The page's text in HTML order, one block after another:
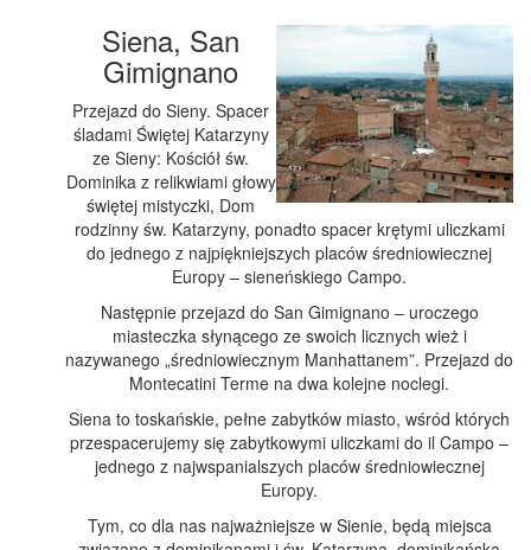
Siena, San
Gimignano
Przejazd do Sieny. Spacer
śladami Świętej Katarzyny
ze Sieny: Kościół św.
Dominika z relikwiami głowy
świętej mistyczki, Dom
rodzinny św. Katarzyny, ponadto spacer krętymi uliczkami
do jednego z najpiękniejszych placów średniowiecznej
Europy – sieneńskiego Campo.
Następnie przejazd do San Gimignano – uroczego
miasteczka słynącego ze swoich licznych wież i
nazywanego „średniowiecznym Manhattanem”. Przejazd do
Montecatini Terme na dwa kolejne noclegi.
Siena to toskańskie, pełne zabytków miasto, wśród których
przespacerujemy się zabytkowymi uliczkami do il Campo –
jednego z najwspanialszych placów średniowiecznej
Europy.
Tym, co dla nas najważniejsze w Sienie, będą miejsca